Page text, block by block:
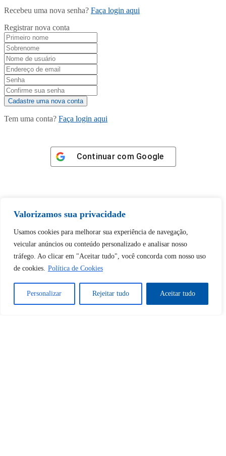
Valorizamos sua privacidade
Usamos cookies para melhorar sua experiência de navegação,
veicular anúncios ou conteúdo personalizado e analisar nosso
tráfego. Ao clicar em "Aceitar tudo", você concorda com nosso uso
de cookies. Política de Cookies
Personalizar Rejeitar tudo Aceitar tudo
Recebeu uma nova senha? Faça login aqui
Registrar nova conta
Tem uma conta? Faça login aqui
Continuar com Google
Tem certeza de que deseja
desbloquear esta publicação?
Desbloquear esquerda : 0
Sim Não